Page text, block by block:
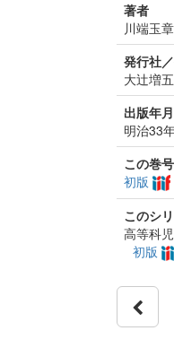
著者
川端玉
発行社
大辻増
出版年
明治33
この巻
初版
このシ
高等科
初版